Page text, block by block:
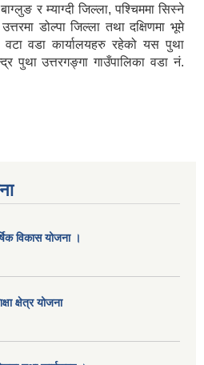
र म्याग्दी जिल्ला, पश्चिममा सिस्ने
डोल्पा जिल्ला तथा दक्षिणमा भूमे
वडा कार्यालयहरु रहेको यस पुथा
पुथा उत्तरगङ्गा गाउँपालिका वडा नं.
विकास योजना ।
क्षेत्र योजना